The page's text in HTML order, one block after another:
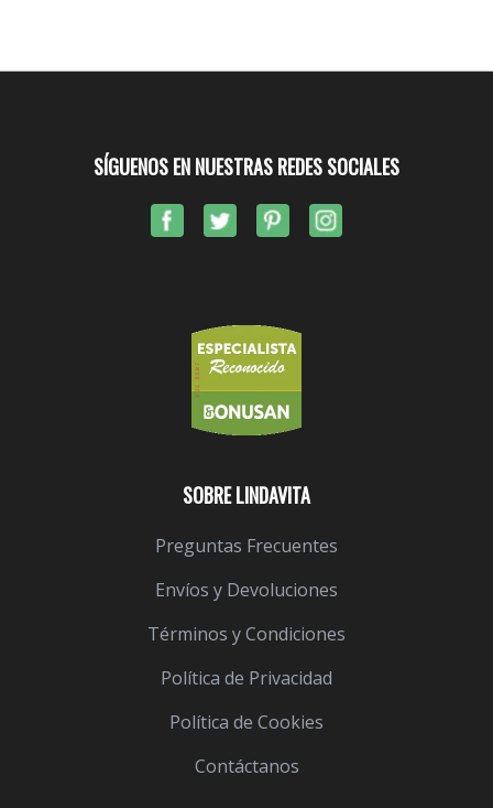
SOBRE LINDAVITA
Preguntas Frecuentes
Envíos y Devoluciones
Términos y Condiciones
Política de Privacidad
Política de Cookies
Contáctanos
SÍGUENOS EN NUESTRAS REDES SOCIALES